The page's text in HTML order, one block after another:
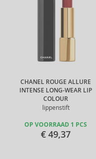
CHANEL ROUGE ALLURE
INTENSE LONG-WEAR LIP
COLOUR
lippenstift
OP VOORRAAD 1 PCS
€ 49,37